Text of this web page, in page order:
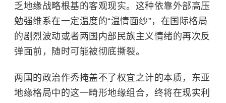
乏地缘战略根基的客观现实。这种依靠外部高压
勉强维系在一定温度的“温情面纱”，在国际格局
的剧烈波动或者两国内部民族主义情绪的再次反
弹面前，随时可能被彻底撕裂。
两国的政治作秀掩盖不了权宜之计的本质，东亚
地缘格局中的这一畸形地缘组合，终将在现实利